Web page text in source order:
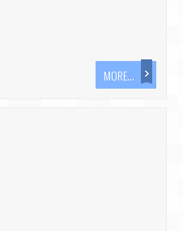
MORE...